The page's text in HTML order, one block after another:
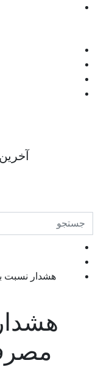
آخرین
هشدار نسبت